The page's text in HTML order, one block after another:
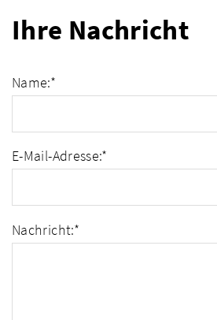
Ihre Nachricht
Name:*
E-Mail-Adresse:*
Nachricht:*